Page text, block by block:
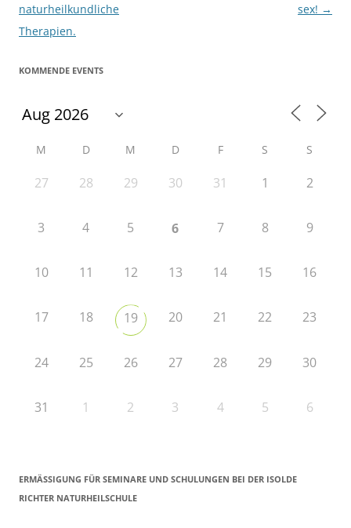
naturheilkundliche
Therapien.
sex! →
KOMMENDE EVENTS
M D M D F S S
27 28 29 30 31 1 2
3 4 5 6 7 8 9
10 11 12 13 14 15 16
17 18 19 20 21 22 23
24 25 26 27 28 29 30
31 1 2 3 4 5 6
ERMÄSSIGUNG FÜR SEMINARE UND SCHULUNGEN BEI DER ISOLDE R
ICHTER NATURHEILSCHULE